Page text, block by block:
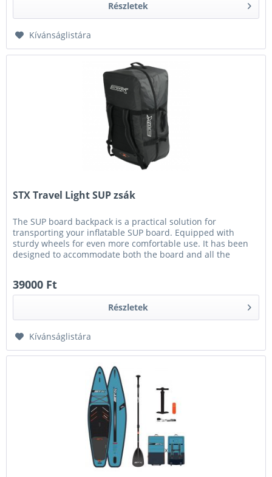
Részletek
Kívánságlistára
STX Travel Light SUP zsák
The SUP board backpack is a practical solution for
transporting your inflatable SUP board. Equipped with
sturdy wheels for even more comfortable use. It has been
designed to accommodate both the board and all the
39000 Ft
Részletek
Kívánságlistára